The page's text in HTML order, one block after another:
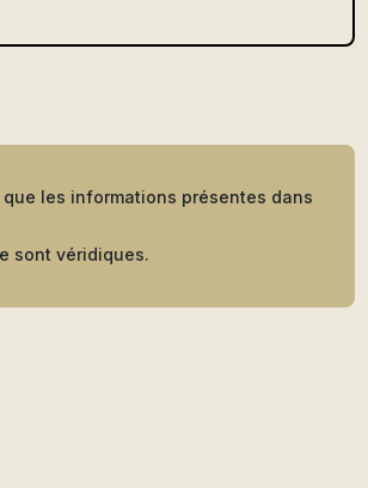
les informations présentes dans
sont véridiques.